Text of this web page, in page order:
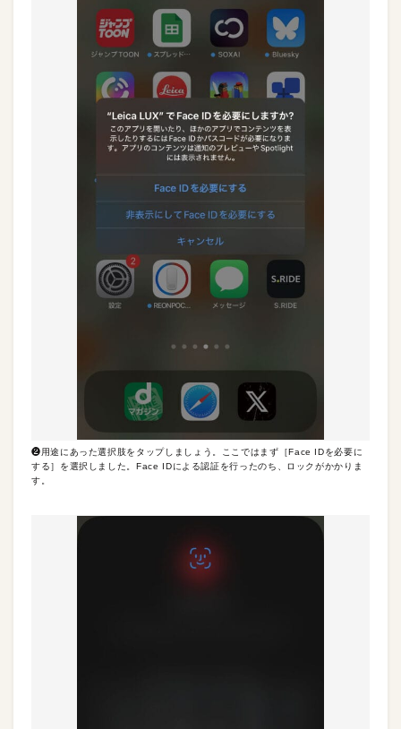
❷用途にあった選択肢をタップしましょう。ここではまず［Face IDを必要に
する］を選択しました。Face IDによる認証を行ったのち、ロックがかかりま
す。